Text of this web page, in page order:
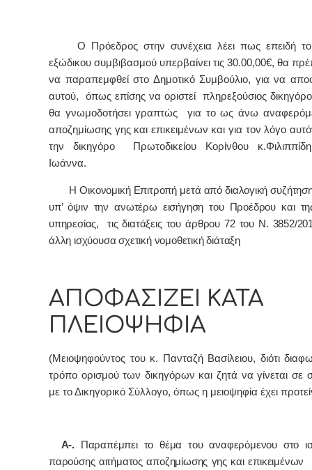
Ο Πρόεδρος στην συνέχεια λέει πως επειδή
εξώδικου συμβιβασμού υπερβαίνει τις 30.00,00€, θα
να παραπεμφθεί στο Δημοτικό Συμβούλιο, για να
αυτού, όπως επίσης να οριστεί πληρεξούσιος
θα γνωμοδοτήσει γραπτώς για το ως άνω
αποζημίωσης γης και επικειμένων και για τον λόγο
την δικηγόρο Πρωτοδικείου Κορίνθου
Ιωάννα.
Η Οικονομική Επιτροπή μετά από διαλογική συζήτηση
υπ’ όψιν την ανωτέρω εισήγηση του Προέδρου και
υπηρεσίας, τις διατάξεις του άρθρου 72 του Ν. 3852/
άλλη ισχύουσα σχετική νομοθετική διάταξη
ΑΠΟΦΑΣΙΖΕΙ ΚΑΤΑ
ΠΛΕΙΟΨΗΦΙΑ
(Μειοψηφούντος του κ. Πανταζή Βασίλειου, διότι
τρόπο ορισμού των δικηγόρων και ζητά να γίνεται σε
με το Δικηγορικό Σύλλογο, όπως η μειοψηφία έχει
Α-. Παραπέμπει το θέμα του αναφερόμενου στο
παρούσης αιτήματος αποζημίωσης γης και επικειμένων